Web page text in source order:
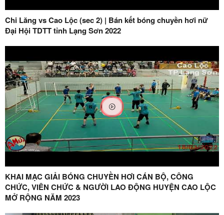
Chi Lăng vs Cao Lộc (sec 2) | Bán kết bóng chuyền hơi nữ
Đại Hội TDTT tỉnh Lạng Sơn 2022
KHAI MẠC GIẢI BÓNG CHUYỀN HƠI CÁN BỘ, CÔNG
CHỨC, VIÊN CHỨC & NGƯỜI LAO ĐỘNG HUYỆN CAO LỘC
MỞ RỘNG NĂM 2023